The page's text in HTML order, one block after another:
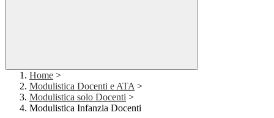
Home >
Modulistica Docenti e ATA >
Modulistica solo Docenti >
Modulistica Infanzia Docenti